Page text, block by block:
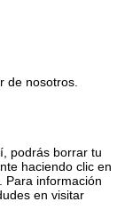
de nosotros.
podrás borrar tu
haciendo clic en
Para información
en visitar